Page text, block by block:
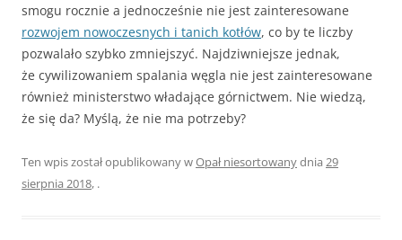
smogu rocznie a jednocześnie nie jest zainteresowane
rozwojem nowoczesnych i tanich kotłów, co by te liczby
pozwalało szybko zmniejszyć. Najdziwniejsze jednak,
że cywilizowaniem spalania węgla nie jest zainteresowane
również ministerstwo władające górnictwem. Nie wiedzą,
że się da? Myślą, że nie ma potrzeby?
Ten wpis został opublikowany wOpał niesortowanydnia 29
sierpnia 2018, .